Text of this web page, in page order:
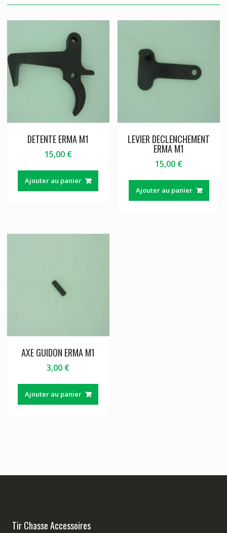
DETENTE ERMA M1
15,00 €
Ajouter au panier
LEVIER DECLENCHEMENT
ERMA M1
15,00 €
Ajouter au panier
AXE GUIDON ERMA M1
3,00 €
Ajouter au panier
Tir Chasse Accessoires